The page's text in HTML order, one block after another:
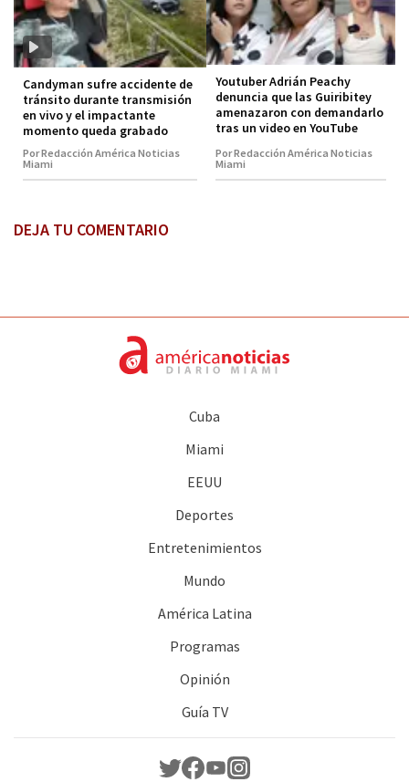
Candyman sufre accidente de
tránsito durante transmisión
en vivo y el impactante
momento queda grabado
Por Redacción América Noticias
Miami
Youtuber Adrián Peachy
denuncia que las Guiribitey
amenazaron con demandarlo
tras un video en YouTube
Por Redacción América Noticias
Miami
DEJA TU COMENTARIO
Cuba
Miami
EEUU
Deportes
Entretenimientos
Mundo
América Latina
Programas
Opinión
Guía TV